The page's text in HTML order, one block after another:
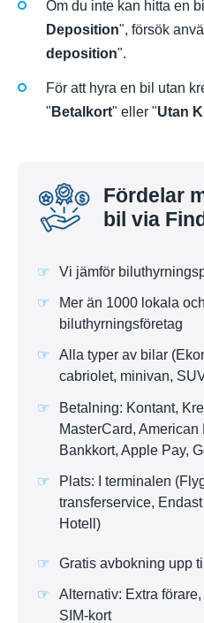
Om du inte kan hitta en
Deposition", försök
deposition".
För att hyra en bil utan
" Betalkort" eller "Utan
Fördelar
bil via
Vi jämför
Mer än 1000 lokala
biluthyrningsföretag
Alla typer av bilar
cabriolet, minivan,
Betalning: Kontant,
MasterCard, American
Bankkort, Apple Pay,
Plats: I terminalen
transferservice,
Hotell)
Gratis avbokning upp
Alternativ: Extra
SIM-kort